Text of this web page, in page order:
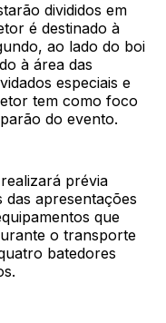
divididos em
é destinado à
ao lado do boi
à área das
especiais e
tem como foco
do evento.
prévia
das apresentações
que
o transporte
batedores